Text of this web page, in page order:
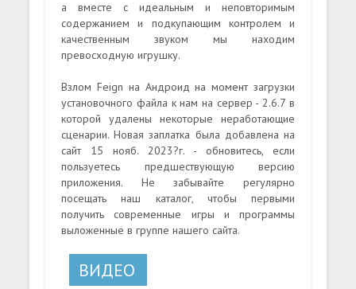
а вместе с идеальным и неповторимым
содержанием и подкупающим контролем и
качественным звуком мы находим
превосходную игрушку.
Взлом Feign на Андроид на момент загрузки
установочного файла к нам на сервер - 2.6.7 в
которой удалены некоторые неработающие
сценарии. Новая заплатка была добавлена на
сайт 15 нояб. 2023?г. - обновитесь, если
пользуетесь предшествующую версию
приложения. Не забывайте регулярно
посещать наш каталог, чтобы первыми
получить современные игры и программы
выложенные в группе нашего сайта.
ВИДЕО